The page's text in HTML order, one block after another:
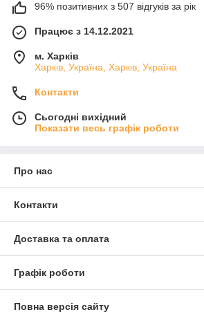
96% позитивних з 507 відгуків за рік
Працює з 14.12.2021
м. Харків
Харків, Україна, Харків, Україна
Контакти
Сьогодні вихідний
Показати весь графік роботи
Про нас
Контакти
Доставка та оплата
Графік роботи
Повна версія сайту